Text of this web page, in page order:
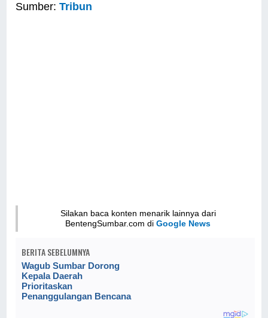
Sumber:Tribun
Silakan baca konten menarik lainnya dari
BentengSumbar.com diGoogle News
BERITA SEBELUMNYA
Wagub Sumbar Dorong
Kepala Daerah
Prioritaskan
Penanggulangan Bencana